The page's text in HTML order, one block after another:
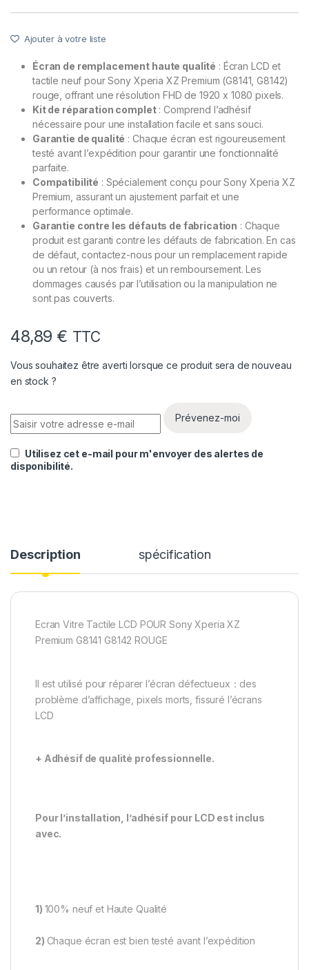
Ajouter à votre liste
Écran de remplacement haute qualité : Écran LCD et
tactile neuf pour Sony Xperia XZ Premium (G8141, G8142)
rouge, offrant une résolution FHD de 1920 x 1080 pixels.
Kit de réparation complet: Comprend l’adhésif
nécessaire pour une installation facile et sans souci.
Garantie de qualité : Chaque écran est rigoureusement
testé avant l’expédition pour garantir une fonctionnalité
parfaite.
Compatibilité : Spécialement conçu pour Sony Xperia XZ
Premium, assurant un ajustement parfait et une
performance optimale.
Garantie contre les défauts de fabrication : Chaque
produit est garanti contre les défauts de fabrication. En cas
de défaut, contactez-nous pour un remplacement rapide
ou un retour (à nos frais) et un remboursement. Les
dommages causés par l’utilisation ou la manipulation ne
sont pas couverts.
48,89 € TTC
Vous souhaitez être averti lorsque ce produit sera de nouveau
en stock ?
Prévenez-moi
Utilisez cet e-mail pour m'envoyer des alertes de
disponibilité.
Description spécification
Ecran Vitre Tactile LCD POUR Sony Xperia XZ
Premium G8141 G8142 ROUGE
Il est utilisé pour réparer l’écran défectueux：des
problème d’affichage, pixels morts, fissuré l’écrans
LCD
+ Adhésif de qualité professionnelle.
Pour l’installation, l’adhésif pour LCD est inclus
avec.
1) 100% neuf et Haute Qualité
2) Chaque écran est bien testé avant l’expédition